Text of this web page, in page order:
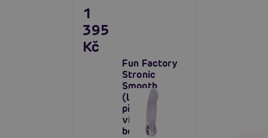
Fun Factory
Stronic
Smooth
(Lavender),
přirážecí
vibrátor na
bod G
1
395
Kč